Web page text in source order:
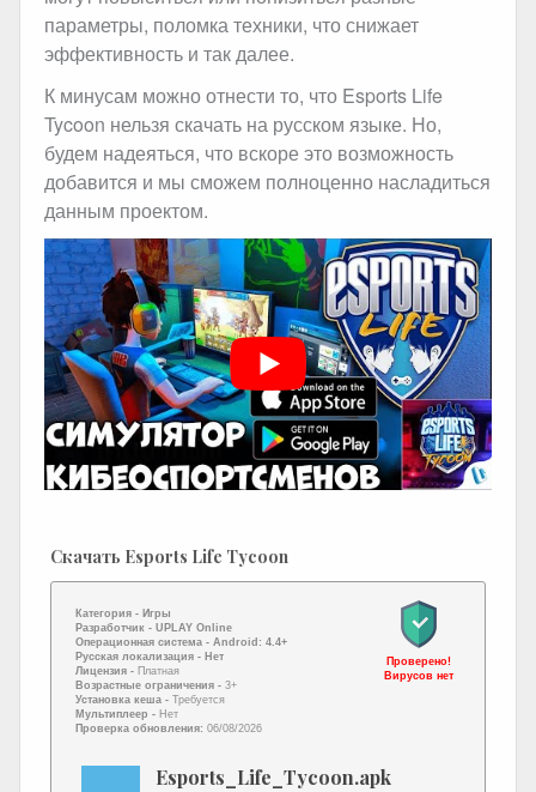
параметры, поломка техники, что снижает
эффективность и так далее.
К минусам можно отнести то, что Esports Life
Tycoon нельзя скачать на русском языке. Но,
будем надеяться, что вскоре это возможность
добавится и мы сможем полноценно насладиться
данным проектом.
Скачать Esports Life Tycoon
Категория - Игры
Разработчик - UPLAY Online
Операционная система - Android: 4.4+
Русская локализация - Нет
Лицензия - Платная
Возрастные ограничения - 3+
Установка кеша - Требуется
Мультиплеер - Нет
Проверка обновления: 06/08/2026
Проверено!
Вирусов нет
Esports_Life_Tycoon.apk